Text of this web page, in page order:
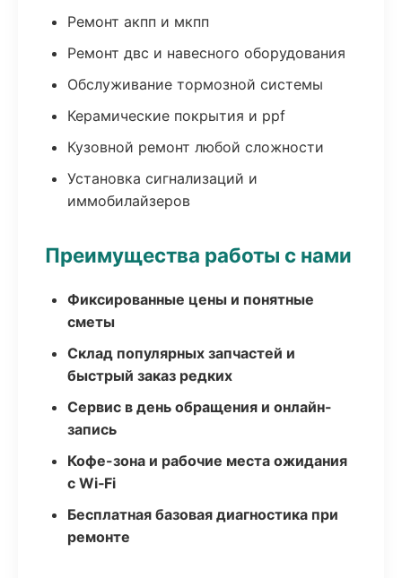
Ремонт акпп и мкпп
Ремонт двс и навесного оборудования
Обслуживание тормозной системы
Керамические покрытия и ppf
Кузовной ремонт любой сложности
Установка сигнализаций и
иммобилайзеров
Преимущества работы с нами
Фиксированные цены и понятные
сметы
Склад популярных запчастей и
быстрый заказ редких
Сервис в день обращения и онлайн-
запись
Кофе-зона и рабочие места ожидания
с Wi‑Fi
Бесплатная базовая диагностика при
ремонте